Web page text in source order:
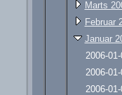
Marts
Februar
Januar
2006-
2006-
2006-